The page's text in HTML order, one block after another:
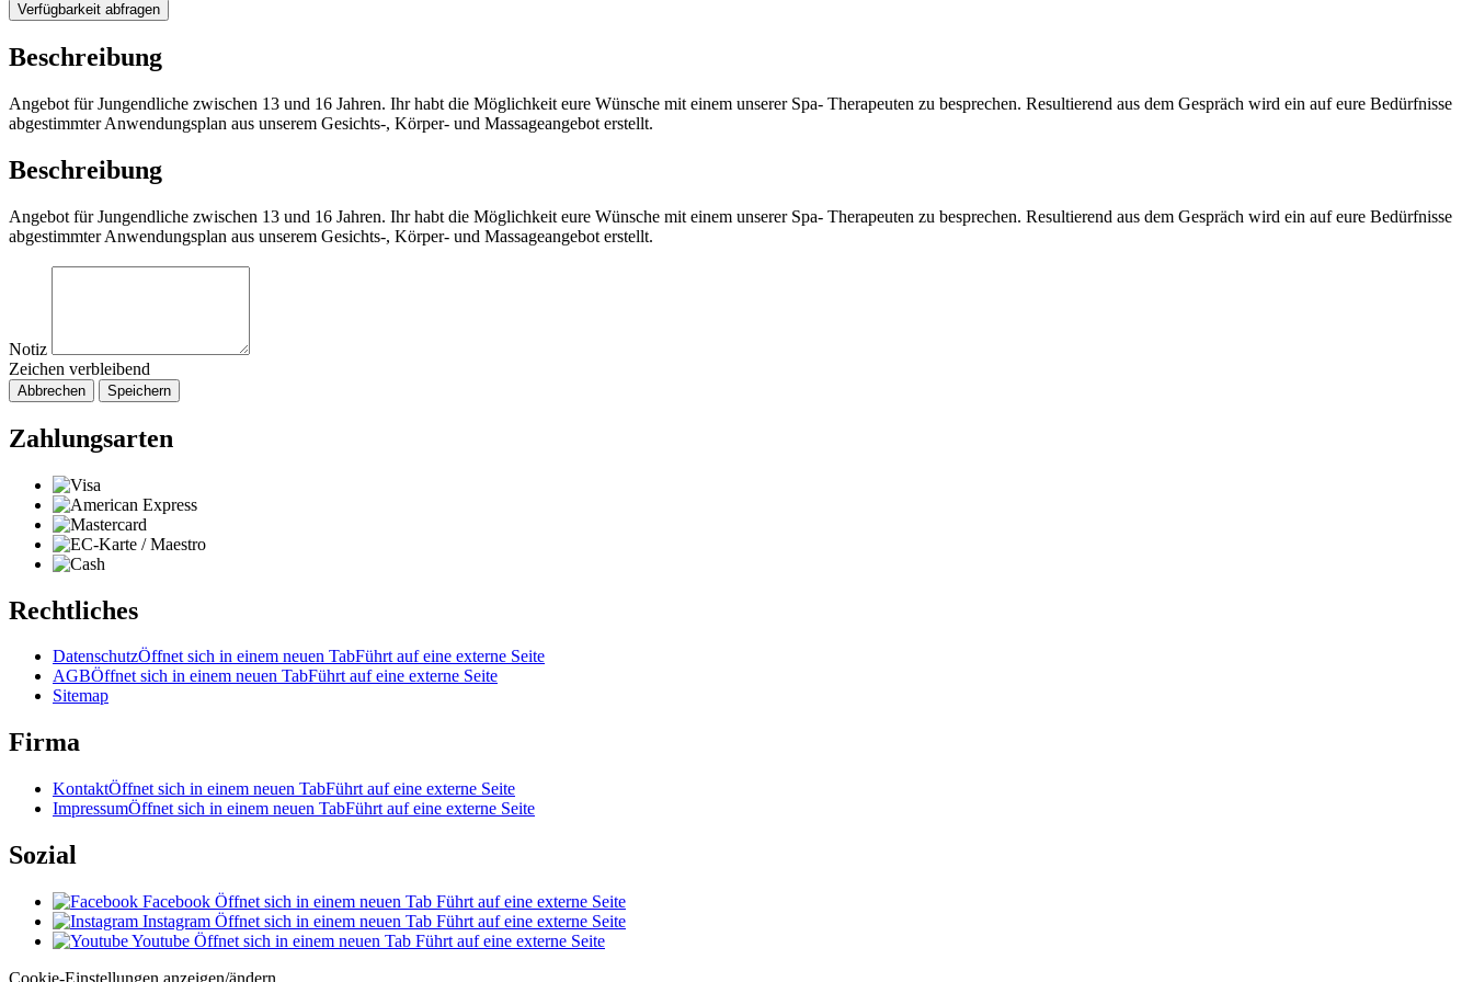
Verfügbarkeit abfragen
Beschreibung
Angebot für Jungendliche zwischen 13 und 16 Jahren. Ihr habt die Möglichkeit eure Wünsche mit einem unserer Spa- Therapeuten zu besprechen. Resultierend aus dem Gespräch wird ein auf eure Bedürfnisse
abgestimmter Anwendungsplan aus unserem Gesichts-, Körper- und Massageangebot erstellt.
Beschreibung
Angebot für Jungendliche zwischen 13 und 16 Jahren. Ihr habt die Möglichkeit eure Wünsche mit einem unserer Spa- Therapeuten zu besprechen. Resultierend aus dem Gespräch wird ein auf eure Bedürfnisse
abgestimmter Anwendungsplan aus unserem Gesichts-, Körper- und Massageangebot erstellt.
Notiz
Zeichen verbleibend
Abbrechen Speichern
Zahlungsarten
Rechtliches
DatenschutzÖffnet sich in einem neuen TabFührt auf eine externe Seite
AGBÖffnet sich in einem neuen TabFührt auf eine externe Seite
Sitemap
Firma
KontaktÖffnet sich in einem neuen TabFührt auf eine externe Seite
ImpressumÖffnet sich in einem neuen TabFührt auf eine externe Seite
Sozial
Facebook Öffnet sich in einem neuen Tab Führt auf eine externe Seite
Instagram Öffnet sich in einem neuen Tab Führt auf eine externe Seite
Youtube Öffnet sich in einem neuen Tab Führt auf eine externe Seite
Cookie-Einstellungen anzeigen/ändern